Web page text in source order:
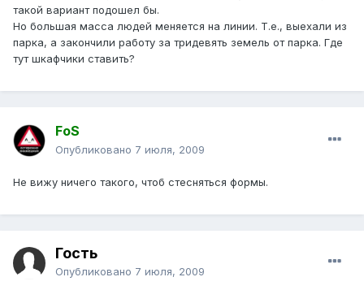
такой вариант подошел бы.
Но большая масса людей меняется на линии. Т.е., выехали из
парка, а закончили работу за тридевять земель от парка. Где
тут шкафчики ставить?
FoS
Опубликовано 7 июля, 2009
Не вижу ничего такого, чтоб стесняться формы.
Гость
Опубликовано 7 июля, 2009